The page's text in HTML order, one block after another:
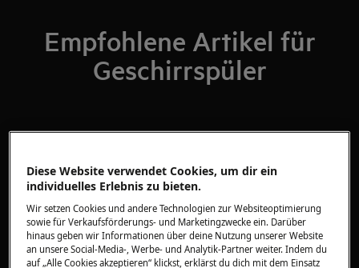
Empfohlene Artikel für
Geschirrspüler
(Maschinenreinigung) leuchtet am
Display des Geschirrspülers auf
Die Sicherungen/der FI-Schalter lösen
wegen der Spülmaschine aus
Diese Website verwendet Cookies, um dir ein
individuelles Erlebnis zu bieten.
Wir setzen Cookies und andere Technologien zur Websiteoptimierung
sowie für Verkaufsförderungs- und Marketingzwecke ein. Darüber
hinaus geben wir Informationen über deine Nutzung unserer Website
an unsere Social-Media-, Werbe- und Analytik-Partner weiter. Indem du
auf „Alle Cookies akzeptieren“ klickst, erklärst du dich mit dem Einsatz